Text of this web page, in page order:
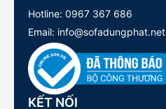
Hotline: 0967 367 686
Email: info@sofadungphat.net
KẾT NỐI